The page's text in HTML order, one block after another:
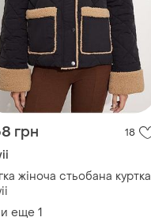
грн 18
жіноча стьобана куртка
и еще 1